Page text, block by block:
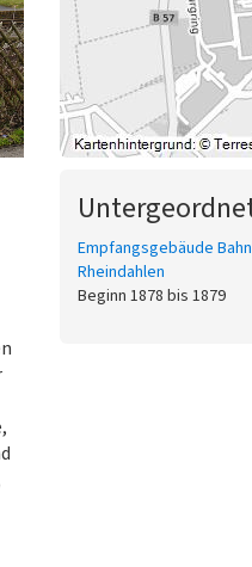
Empfangsgebäude
Rheindahlen
Beginn 1878 bis 1879